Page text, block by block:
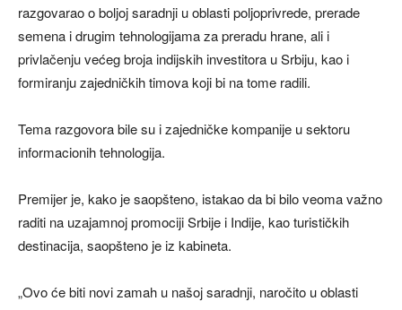
razgovarao o boljoj saradnji u oblasti poljoprivrede, prerade
semena i drugim tehnologijama za preradu hrane, ali i
privlačenju većeg broja indijskih investitora u Srbiju, kao i
formiranju zajedničkih timova koji bi na tome radili.
Tema razgovora bile su i zajedničke kompanije u sektoru
informacionih tehnologija.
Premijer je, kako je saopšteno, istakao da bi bilo veoma važno
raditi na uzajamnoj promociji Srbije i Indije, kao turističkih
destinacija, saopšteno je iz kabineta.
„Ovo će biti novi zamah u našoj saradnji, naročito u oblasti